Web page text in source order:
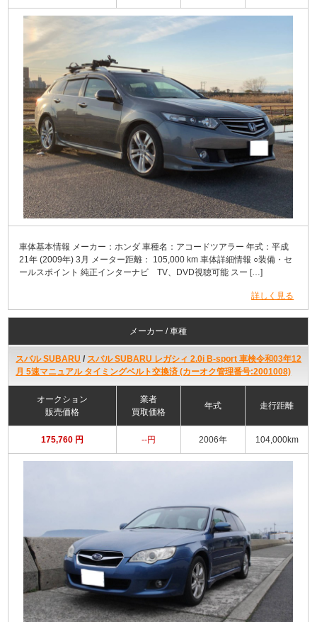
車体基本情報 メーカー：ホンダ 車種名：アコードツアラー 年式：平成
21年 (2009年) 3月 メーター距離： 105,000 km 車体詳細情報 ○装備・セ
ールスポイント 純正インターナビ TV、DVD視聴可能 スー […]
詳しく見る
メーカー / 車種
スバル SUBARU / スバル SUBARU レガシィ 2.0i B-sport 車検令和03年12
月 5速マニュアル タイミングベルト交換済 (カーオク管理番号:2001008)
オークション
販売価格
業者
買取価格
年式 走行距離
175,760 円 --円 2006年 104,000km